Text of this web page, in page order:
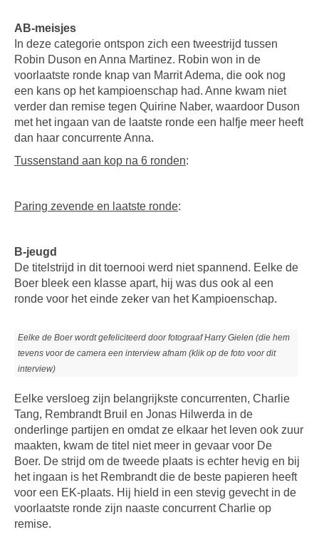
AB-meisjes
In deze categorie ontspon zich een tweestrijd tussen
Robin Duson en Anna Martinez. Robin won in de
voorlaatste ronde knap van Marrit Adema, die ook nog
een kans op het kampioenschap had. Anne kwam niet
verder dan remise tegen Quirine Naber, waardoor Duson
met het ingaan van de laatste ronde een halfje meer heeft
dan haar concurrente Anna.
Tussenstand aan kop na 6 ronden:
Paring zevende en laatste ronde:
B-jeugd
De titelstrijd in dit toernooi werd niet spannend. Eelke de
Boer bleek een klasse apart, hij was dus ook al een
ronde voor het einde zeker van het Kampioenschap.
Eelke de Boer wordt gefeliciteerd door fotograaf Harry Gielen (die hem
tevens voor de camera een interview afnam (klik op de foto voor dit
interview)
Eelke versloeg zijn belangrijkste concurrenten, Charlie
Tang, Rembrandt Bruil en Jonas Hilwerda in de
onderlinge partijen en omdat ze elkaar het leven ook zuur
maakten, kwam de titel niet meer in gevaar voor De
Boer. De strijd om de tweede plaats is echter hevig en bij
het ingaan is het Rembrandt die de beste papieren heeft
voor een EK-plaats. Hij hield in een stevig gevecht in de
voorlaatste ronde zijn naaste concurrent Charlie op
remise.